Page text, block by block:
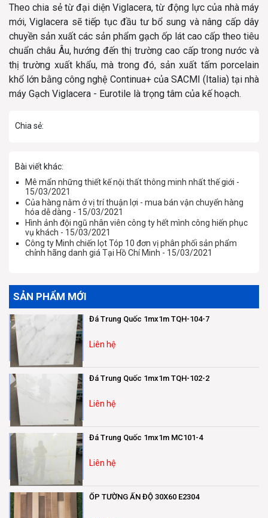
Theo chia sẻ từ đại diện Viglacera, từ động lực của nhà máy
mới, Viglacera sẽ tiếp tục đầu tư bổ sung và nâng cấp dây
chuyền sản xuất các sản phẩm gạch ốp lát cao cấp theo tiêu
chuẩn châu Âu, hướng đến thị trường cao cấp trong nước và
thị trường xuất khẩu, mà trong đó, sản xuất tấm porcelain
khổ lớn bằng công nghệ Continua+ của SACMI (Italia) tại nhà
máy Gạch Viglacera - Eurotile là trọng tâm của kế hoạch.
Chia sẻ:
Bài viết khác:
Mê mẩn những thiết kế nội thất thông minh nhất thế giới -
15/03/2021
Của hàng nằm ở vị trí thuận lợi - mua bán vận chuyển hàng
hóa dễ dàng - 15/03/2021
Hình ảnh đội ngũ nhân viên công ty hết mình công hiến phục
vụ khách - 15/03/2021
Công ty Minh chiến lọt Tóp 10 đơn vị phân phối sản phẩm
chỉnh hãng danh giá Tại Hồ Chí Minh - 15/03/2021
SẢN PHẨM MỚI
Đá Trung Quốc 1mx1m TQH-104-7
Liên hệ
Đá Trung Quốc 1mx1m TQH-102-2
Liên hệ
Đá Trung Quốc 1mx1m MC101-4
Liên hệ
ỐP TƯỜNG ẤN ĐỘ 30X60 E2304